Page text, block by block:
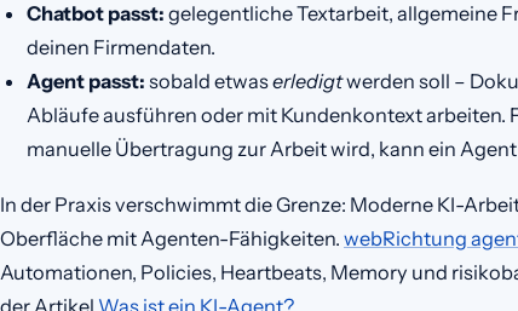
Chatbot passt: gelegentliche Textarbeit, allgemeine
deinen Firmendaten.
Agent passt: sobald etwaserledigtwerden soll –
Abläufe ausführen oder mit Kundenkontext arbeiten.
manuelle Übertragung zur Arbeit wird, kann ein
In der Praxis verschwimmt die Grenze: Moderne KI-
Oberfläche mit Agenten-Fähigkeiten. webRichtung
Automationen, Policies, Heartbeats, Memory und